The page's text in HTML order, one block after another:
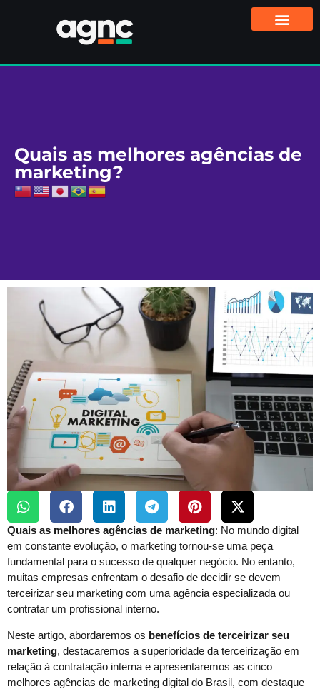
Quais as melhores agências de
marketing?
Quais as melhores agências de marketing: No mundo digital
em constante evolução, o marketing tornou-se uma peça
fundamental para o sucesso de qualquer negócio. No entanto,
muitas empresas enfrentam o desafio de decidir se devem
terceirizar seu marketing com uma agência especializada ou
contratar um profissional interno.
Neste artigo, abordaremos os benefícios de terceirizar seu
marketing, destacaremos a superioridade da terceirização em
relação à contratação interna e apresentaremos as cinco
melhores agências de marketing digital do Brasil, com destaque